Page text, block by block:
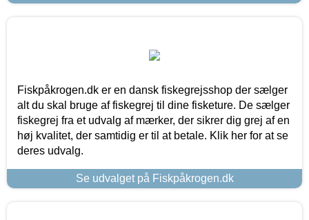
Fiskpåkrogen.dk er en dansk fiskegrejsshop der sælger
alt du skal bruge af fiskegrej til dine fisketure. De sælger
fiskegrej fra et udvalg af mærker, der sikrer dig grej af en
høj kvalitet, der samtidig er til at betale. Klik her for at se
deres udvalg.
Se udvalget på Fiskpåkrogen.dk